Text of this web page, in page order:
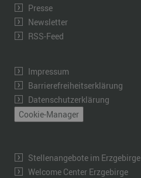
Presse
Newsletter
RSS-Feed
Impressum
Barrierefreiheitserklärung
Datenschutzerklärung
Cookie-Manager
Stellenangebote im Erzgebirge
Welcome Center Erzgebirge